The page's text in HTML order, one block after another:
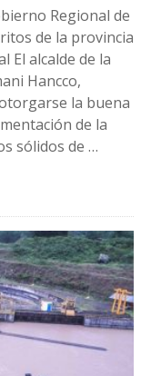
Regional de
de la provincia
El alcalde de la
Hancco,
la buena
de la
sólidos de …